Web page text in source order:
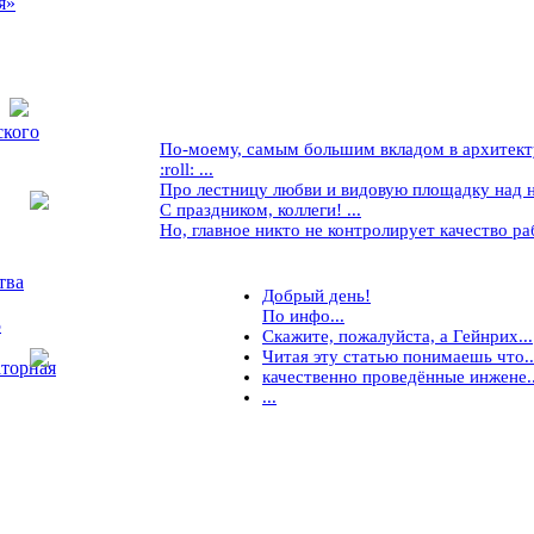
По-моему, самым большим вкладом в
:roll: ...
Про лестницу любви и видовую площадку над
С праздником, коллеги! ...
Но, главное никто не контролирует качество
Добрый день!
По инфо...
Скажите, пожалуйста, а Гейнрих...
Читая эту статью понимаешь
качественно проведённые
...